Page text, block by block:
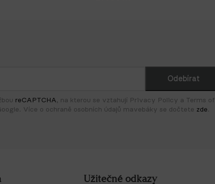
reCAPTCHA, na kterou se vztahují Privacy Policy a Terms of
Více o ochraně osobních údajů mavebáky se dočtete zde
Užitečné odkazy